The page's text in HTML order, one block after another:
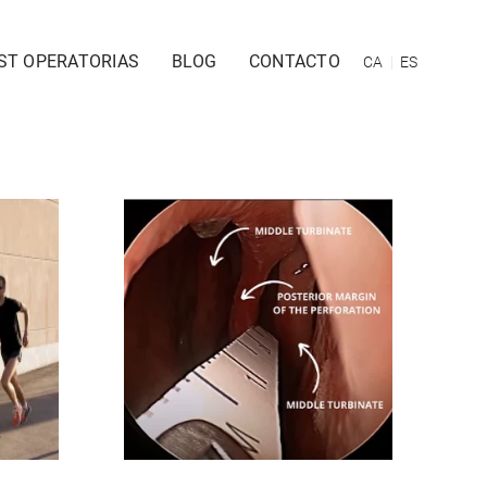
OPERATORIAS BLOG CONTACTO CA ES